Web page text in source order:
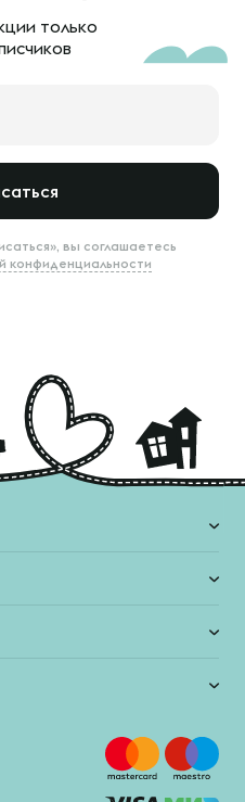
только
вы соглашаетесь
конфиденциальности